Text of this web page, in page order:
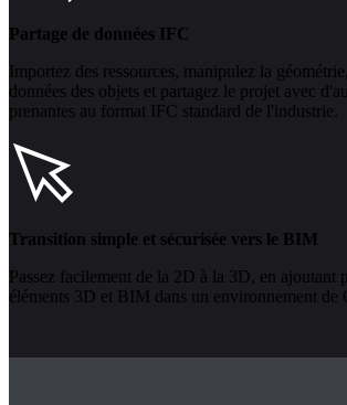
Partage de données IFC
Importez des ressources, manipulez la
données des objets et partagez le projet avec
prenantes au format IFC standard de l'industrie.
Transition simple et sécurisée vers le BIM
Passez facilement de la 2D à la 3D, en ajoutant
éléments 3D et BIM dans un environnement de